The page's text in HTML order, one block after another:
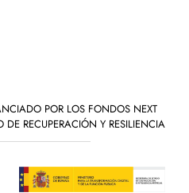
POR LOS FONDOS NEXT
RECUPERACIÓN Y RESILIENCIA